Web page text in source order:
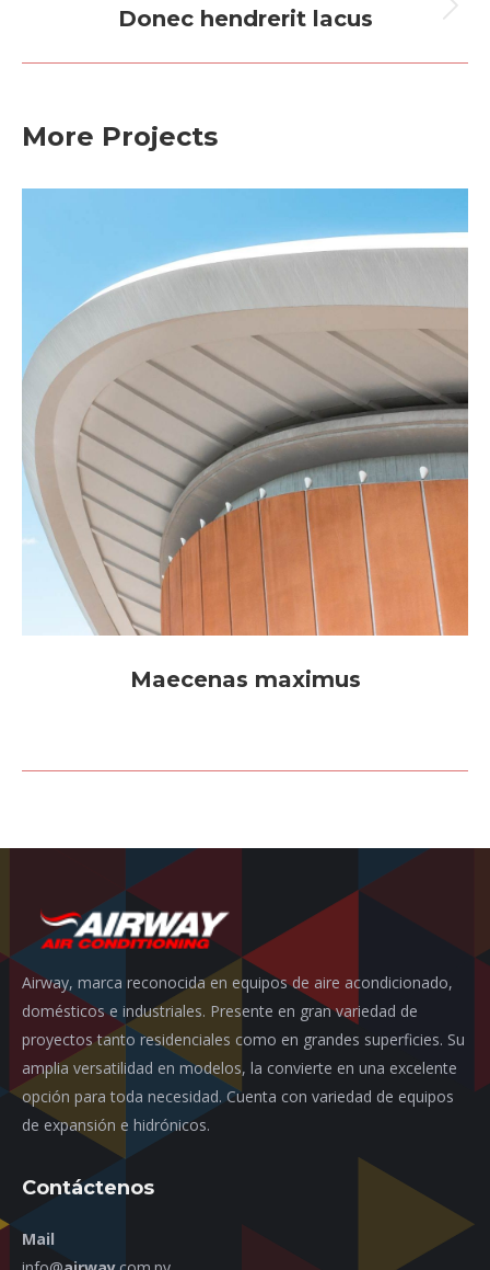
Next
Donec hendrerit lacus
More Projects
Maecenas maximus
Airway, marca reconocida en equipos de aire acondicionado,
domésticos e industriales. Presente en gran variedad de
proyectos tanto residenciales como en grandes superficies. Su
amplia versatilidad en modelos, la convierte en una excelente
opción para toda necesidad. Cuenta con variedad de equipos
de expansión e hidrónicos.
Contáctenos
Mail